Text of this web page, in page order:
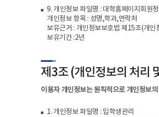
9. 개인정보 파일명 : 대학홈페이지회원
개인정보 항목 : 성명,학과,연락처
보유근거 : 개인정보보호법 제15조(개인
보유기간 :2년
제3조 (개인정보의 처리
이용자 개인정보는 원칙적으로 개인정보
1. 개인정보 파일명 : 입학생관리